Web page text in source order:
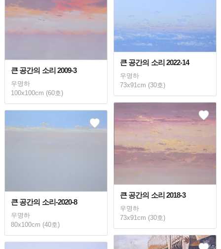
큰 공간의 소리 2009-3
우명하
100x100cm (60호)
큰 공간의 소리 2022-14
우명하
73x91cm (30호)
큰 공간의 소리 2018-3
우명하
73x91cm (30호)
큰 공간의 소리-2020-8
우명하
80x100cm (40호)